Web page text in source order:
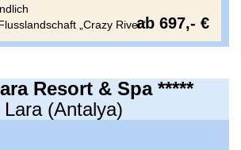
„Crazy River“ab 697,- €
Resort & Spa *****
Lara (Antalya)